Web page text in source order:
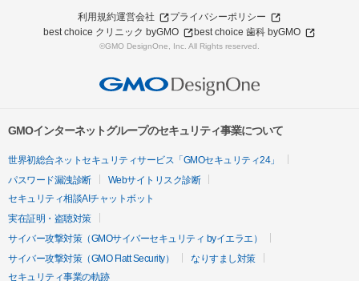
利用規約運営会社
プライバシーポリシー
best choice クリニック byGMO
best choice 歯科 byGMO
©GMO DesignOne, Inc. All Rights reserved.
GMOインターネットグループのセキュリティ事業について
世界初総合ネットセキュリティサービス「GMOセキュリティ24」
パスワード漏洩診断
Webサイトリスク診断
セキュリティ相談AIチャットボット
実在証明・盗聴対策
サイバー攻撃対策（GMOサイバーセキュリティ byイエラエ）
サイバー攻撃対策（GMO Flatt Security）
なりすまし対策
セキュリティ事業の軌跡